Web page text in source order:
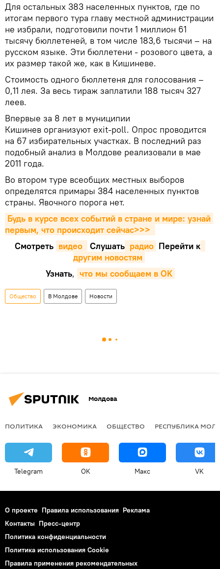
Для остальных 383 населенных пунктов, где по
итогам первого тура главу местной администрации
не избрали, подготовили почти 1 миллион 61
тысячу бюллетеней, в том числе 183,6 тысячи – на
русском языке. Эти бюллетени - розового цвета, а
их размер такой же, как в Кишиневе.
Стоимость одного бюллетеня для голосования –
0,11 лея. За весь тираж заплатили 188 тысяч 327
леев.
Впервые за 8 лет в муниципии
Кишинев организуют exit-poll. Опрос проводится
на 67 избирательных участках. В последний раз
подобный анализ в Молдове реализовали в мае
2011 года.
Во втором туре всеобщих местных выборов
определятся примары 384 населенных пунктов
страны. Явочного порога нет.
Будь в курсе всех событий в стране и мире: узнай
первым, что происходит сейчаc>>>
Смотреть видео Cлушать радио Перейти к
другим новостям
Узнать, что мы сообщаем в OK
Общество В Молдове Новости
Молдова
ПОЛИТИКА ЭКОНОМИКА ОБЩЕСТВО РЕСПУБЛИКА
Telegram OK Макс VK
О проекте Правила использования Реклама
Контакты Пресс-центр
Политика конфиденциальности
Политика использования Cookie
Правила применения рекомендательных